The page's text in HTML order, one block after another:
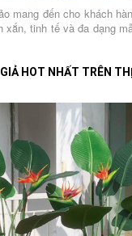
mang đến cho khách
xắn, tinh tế và đa dạng
HOT NHẤT TRÊN